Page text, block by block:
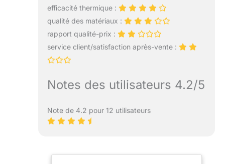
efficacité thermique :
qualité des matériaux :
rapport qualité-prix :
service client/satisfaction après-vente :
Notes des utilisateurs 4.2/5
Note de 4.2 pour 12 utilisateurs